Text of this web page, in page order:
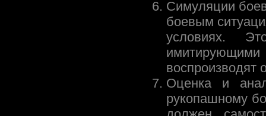
Симуляции
боевым
условиях.
имитирующими
воспроизводят
Оценка и
рукопашному